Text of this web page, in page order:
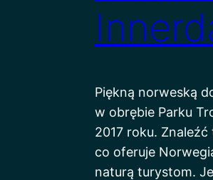
Piękną norweską
w obrębie Parku
2017 roku.
co oferuje
naturą turystom.